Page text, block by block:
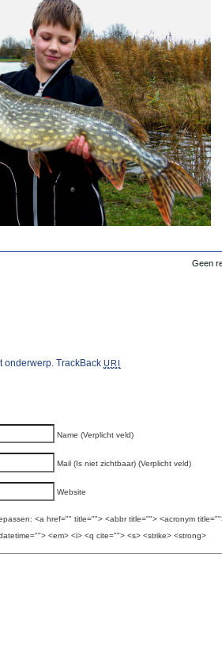
Geen
onderwerp. TrackBackURI
Name (Verplicht veld)
Mail (Is niet zichtbaar) (Verplicht veld)
Website
<a href="" title=""> <abbr title=""> <acronym
<em> <i> <q cite=""> <s> <strike> <strong>